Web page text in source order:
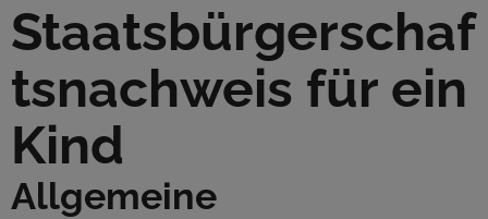
Staatsbürgerschaf
tsnachweis für ein
Kind
Allgemeine